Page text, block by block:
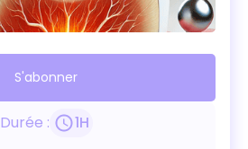
S'abonner
Durée : 1H